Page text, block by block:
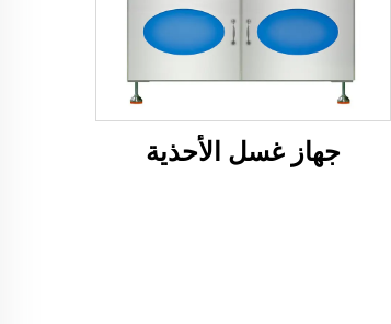
جهاز غسل الأحذية